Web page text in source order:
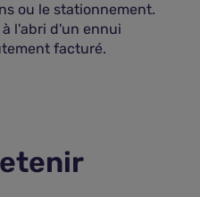
ou le stationnement.
l'abri d'un ennui
facturé.